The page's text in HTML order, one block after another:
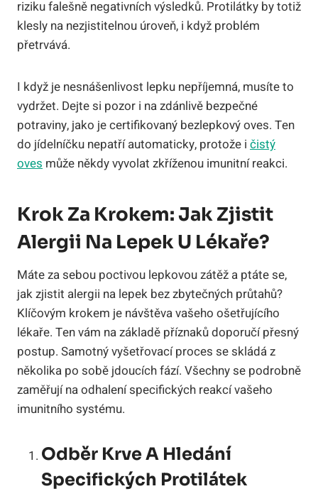
riziku falešně negativních výsledků. Protilátky by totiž
klesly na nezjistitelnou úroveň, i když problém
přetrvává.
I když je nesnášenlivost lepku nepříjemná, musíte to
vydržet. Dejte si pozor i na zdánlivě bezpečné
potraviny, jako je certifikovaný bezlepkový oves. Ten
do jídelníčku nepatří automaticky, protože i čistý
oves může někdy vyvolat zkříženou imunitní reakci.
Krok Za Krokem: Jak Zjistit
Alergii Na Lepek U Lékaře?
Máte za sebou poctivou lepkovou zátěž a ptáte se,
jak zjistit alergii na lepek bez zbytečných průtahů?
Klíčovým krokem je návštěva vašeho ošetřujícího
lékaře. Ten vám na základě příznaků doporučí přesný
postup. Samotný vyšetřovací proces se skládá z
několika po sobě jdoucích fází. Všechny se podrobně
zaměřují na odhalení specifických reakcí vašeho
imunitního systému.
Odběr Krve A Hledání
Specifických Protilátek